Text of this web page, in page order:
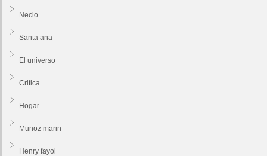
Necio
Santa ana
El universo
Critica
Hogar
Munoz marin
Henry fayol